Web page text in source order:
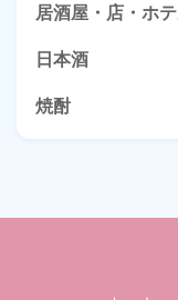
居酒屋・店・ホ
日本酒
焼酎